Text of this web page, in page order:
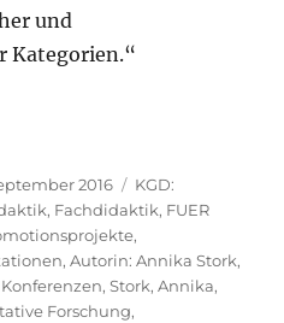
und
Kategorien.“
2016 Kategorien
KGD:
, Fachdidaktik, FUER
,
,Autorin: Annika Stork,
,Stork, Annika,
Forschung,